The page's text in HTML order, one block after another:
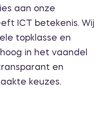
aan onze
ICT betekenis. Wij
topklasse en
in het vaandel
en
keuzes.